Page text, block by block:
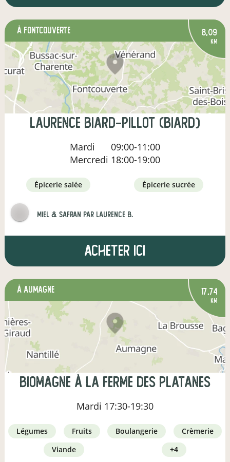
à Fontcouverte 8,09
km
laurence biard-pillot (biard)
Mardi
09:00-11:00
Mercredi 18:00-19:00
épicerie salée épicerie sucrée
Miel & Safran par Laurence B.
Acheter ici
à Aumagne 17,74
km
Biomagne à la ferme des Platanes
Mardi 17:30-19:30
légumes fruits boulangerie
crèmerie
viande
+4